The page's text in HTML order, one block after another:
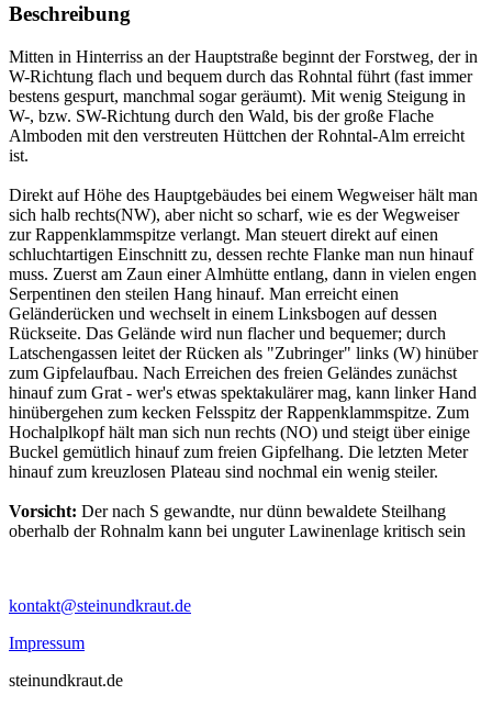
Beschreibung
Mitten in Hinterriss an der Hauptstraße beginnt der Forstweg, der in
W-Richtung flach und bequem durch das Rohntal führt (fast immer
bestens gespurt, manchmal sogar geräumt). Mit wenig Steigung in
W-, bzw. SW-Richtung durch den Wald, bis der große Flache
Almboden mit den verstreuten Hüttchen der Rohntal-Alm erreicht
ist.
Direkt auf Höhe des Hauptgebäudes bei einem Wegweiser hält man
sich halb rechts(NW), aber nicht so scharf, wie es der Wegweiser
zur Rappenklammspitze verlangt. Man steuert direkt auf einen
schluchtartigen Einschnitt zu, dessen rechte Flanke man nun hinauf
muss. Zuerst am Zaun einer Almhütte entlang, dann in vielen engen
Serpentinen den steilen Hang hinauf. Man erreicht einen
Geländerücken und wechselt in einem Linksbogen auf dessen
Rückseite. Das Gelände wird nun flacher und bequemer; durch
Latschengassen leitet der Rücken als "Zubringer" links (W) hinüber
zum Gipfelaufbau. Nach Erreichen des freien Geländes zunächst
hinauf zum Grat - wer's etwas spektakulärer mag, kann linker Hand
hinübergehen zum kecken Felsspitz der Rappenklammspitze. Zum
Hochalplkopf hält man sich nun rechts (NO) und steigt über einige
Buckel gemütlich hinauf zum freien Gipfelhang. Die letzten Meter
hinauf zum kreuzlosen Plateau sind nochmal ein wenig steiler.
Vorsicht: Der nach S gewandte, nur dünn bewaldete Steilhang
oberhalb der Rohnalm kann bei unguter Lawinenlage kritisch sein
kontakt@steinundkraut.de
Impressum
steinundkraut.de